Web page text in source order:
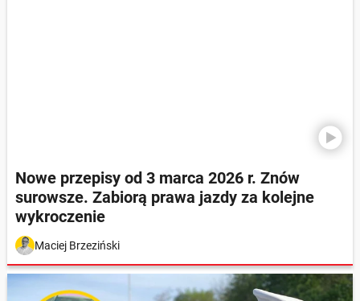
Nowe przepisy od 3 marca 2026 r. Znów
surowsze. Zabiorą prawa jazdy za kolejne
wykroczenie
Maciej Brzeziński